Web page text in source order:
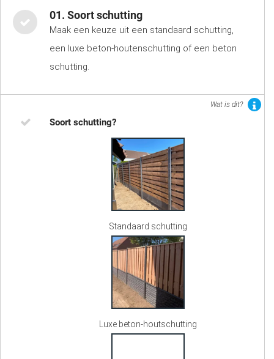
01. Soort schutting
Maak een keuze uit een standaard schutting,
een luxe beton-houtenschutting of een beton
schutting.
Wat is dit?
Soort schutting?
Standaard schutting
Luxe beton-houtschutting